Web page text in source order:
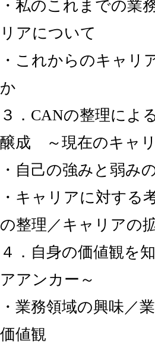
・私のこれまでの業
リアについて
・これからのキャリ
か
３．CANの整理によ
醸成 ～現在のキャ
・自己の強みと弱み
・キャリアに対する
の整理／キャリアの
４．自身の価値観を
アアンカー～
・業務領域の興味／
価値観